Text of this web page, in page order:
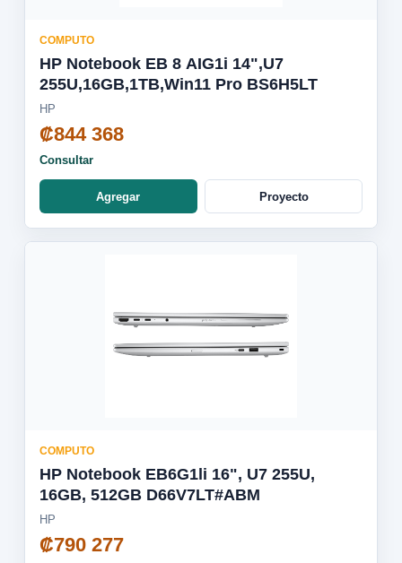
COMPUTO
HP Notebook EB 8 AIG1i 14",U7
255U,16GB,1TB,Win11 Pro BS6H5LT
HP
₡844 368
Consultar
Agregar Proyecto
COMPUTO
HP Notebook EB6G1li 16", U7 255U,
16GB, 512GB D66V7LT#ABM
HP
₡790 277